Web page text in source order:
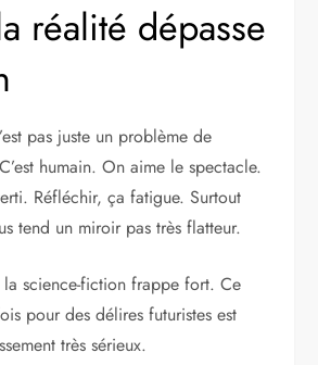
réalité dépasse
pas juste un problème de
humain. On aime le spectacle.
Réfléchir, ça fatigue. Surtout
tend un miroir pas très flatteur.
la science-fiction frappe fort. Ce
pour des délires futuristes est
très sérieux.